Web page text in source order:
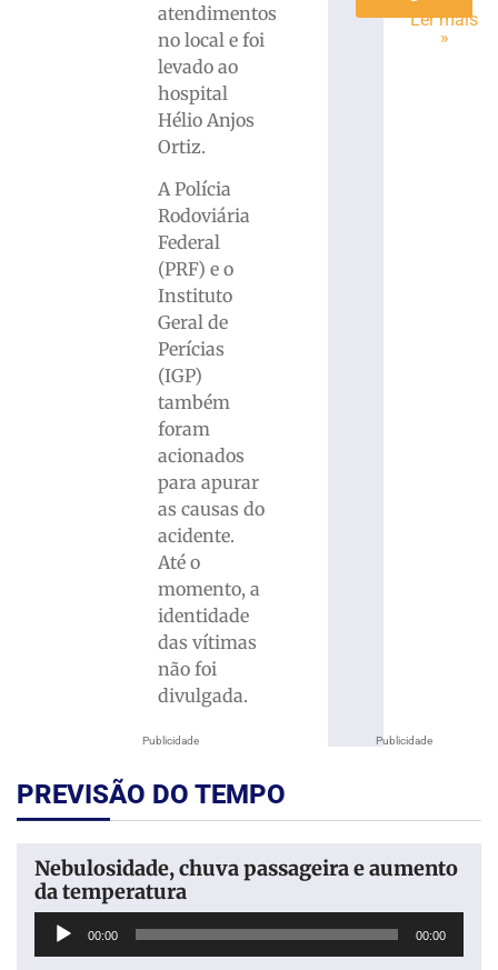
Publicidade
atendimentos
no local e foi
levado ao
hospital
Hélio Anjos
Ortiz.
A Polícia
Rodoviária
Federal
(PRF) e o
Instituto
Geral de
Perícias
(IGP)
também
foram
acionados
para apurar
as causas do
acidente.
Até o
momento, a
identidade
das vítimas
não foi
divulgada.
Publicidade
Ler mais
»
PREVISÃO DO TEMPO
Nebulosidade, chuva passageira e aumento
da temperatura
Tocador
00:00 00:00